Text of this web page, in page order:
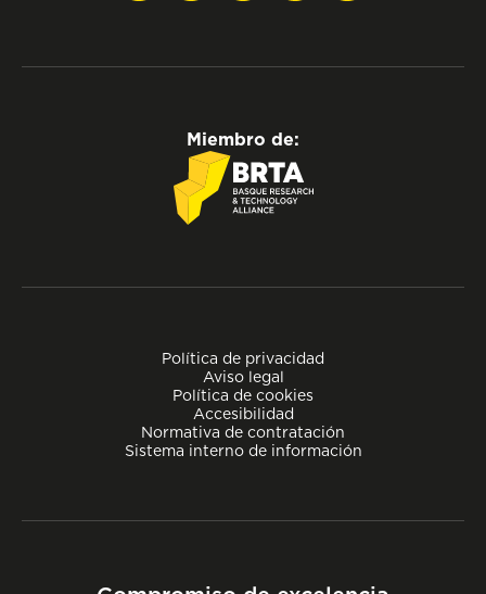
Política de privacidad
Aviso legal
Política de cookies
Accesibilidad
Normativa de contratación
Sistema interno de información
Miembro de: